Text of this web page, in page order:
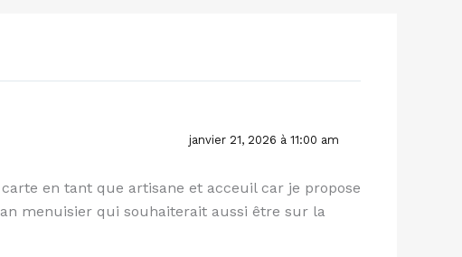
janvier 21, 2026 à 11:00 am
en tant que artisane et acceuil car je propose
menuisier qui souhaiterait aussi être sur la